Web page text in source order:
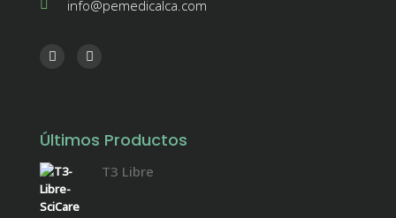
info@pemedicalca.com
Últimos Productos
T3 Libre